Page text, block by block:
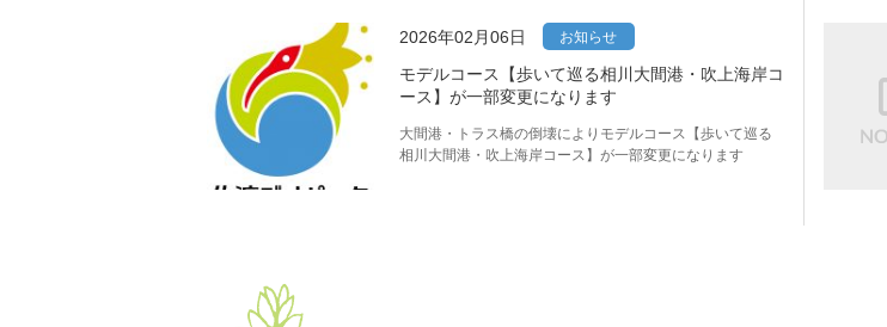
2026年02月06日 お知らせ
モデルコース【歩いて巡る相川大間港・吹上海岸コ
ース】が一部変更になります
大間港・トラス橋の倒壊によりモデルコース【歩いて巡る
相川大間港・吹上海岸コース】が一部変更になります